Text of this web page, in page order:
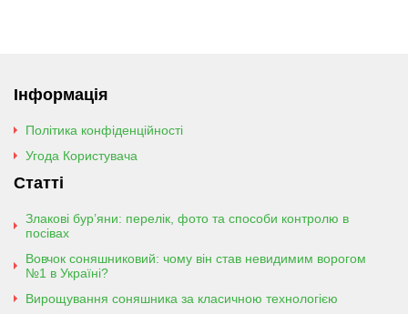
Інформація
Політика конфіденційності
Угода Користувача
Статті
Злакові бур’яни: перелік, фото та способи контролю в
посівах
Вовчок соняшниковий: чому він став невидимим ворогом
№1 в Україні?
Вирощування соняшника за класичною технологією